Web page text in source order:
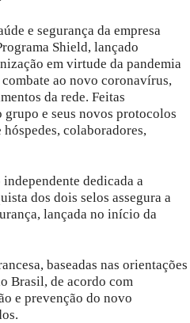
e segurança da empresa
Shield, lançado
em virtude da pandemia
ao novo coronavírus,
da rede. Feitas
e seus novos protocolos
hóspedes, colaboradores,
dedicada a
dos dois selos assegura a
lançada no início da
baseadas nas orientações
Brasil, de acordo com
e prevenção do novo